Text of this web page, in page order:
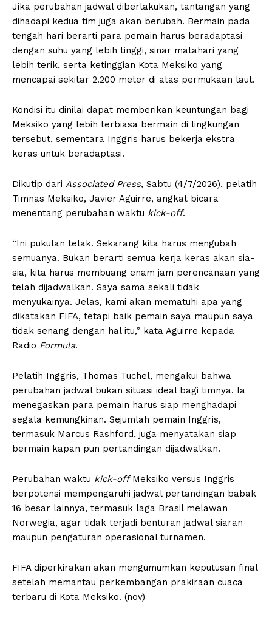
Jika perubahan jadwal diberlakukan, tantangan yang
dihadapi kedua tim juga akan berubah. Bermain pada
tengah hari berarti para pemain harus beradaptasi
dengan suhu yang lebih tinggi, sinar matahari yang
lebih terik, serta ketinggian Kota Meksiko yang
mencapai sekitar 2.200 meter di atas permukaan laut.
Kondisi itu dinilai dapat memberikan keuntungan bagi
Meksiko yang lebih terbiasa bermain di lingkungan
tersebut, sementara Inggris harus bekerja ekstra
keras untuk beradaptasi.
Dikutip dari Associated Press, Sabtu (4/7/2026), pelatih
Timnas Meksiko, Javier Aguirre, angkat bicara
menentang perubahan waktu kick-off.
“Ini pukulan telak. Sekarang kita harus mengubah
semuanya. Bukan berarti semua kerja keras akan sia-
sia, kita harus membuang enam jam perencanaan yang
telah dijadwalkan. Saya sama sekali tidak
menyukainya. Jelas, kami akan mematuhi apa yang
dikatakan FIFA, tetapi baik pemain saya maupun saya
tidak senang dengan hal itu,” kata Aguirre kepada
Radio Formula.
Pelatih Inggris, Thomas Tuchel, mengakui bahwa
perubahan jadwal bukan situasi ideal bagi timnya. Ia
menegaskan para pemain harus siap menghadapi
segala kemungkinan. Sejumlah pemain Inggris,
termasuk Marcus Rashford, juga menyatakan siap
bermain kapan pun pertandingan dijadwalkan.
Perubahan waktu kick-offMeksiko versus Inggris
berpotensi mempengaruhi jadwal pertandingan babak
16 besar lainnya, termasuk laga Brasil melawan
Norwegia, agar tidak terjadi benturan jadwal siaran
maupun pengaturan operasional turnamen.
FIFA diperkirakan akan mengumumkan keputusan final
setelah memantau perkembangan prakiraan cuaca
terbaru di Kota Meksiko. (nov)